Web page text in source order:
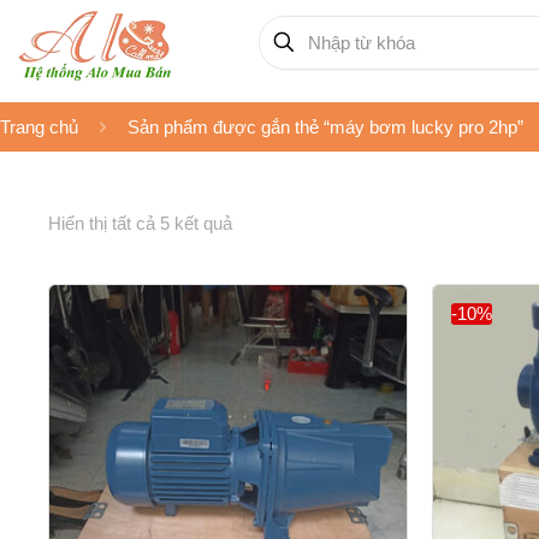
Trang chủ Sản phẩm được gắn thẻ “máy bơm lucky pro 2hp”
Hiển thị tất cả 5 kết quả
-10%